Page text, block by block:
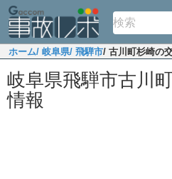
ホーム/ 岐阜県/ 飛騨市/ 古川町杉崎の
岐阜県飛騨市古川
情報